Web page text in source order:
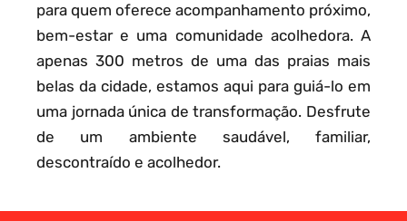
para quem oferece acompanhamento próximo,
bem-estar e uma comunidade acolhedora. A
apenas 300 metros de uma das praias mais
belas da cidade, estamos aqui para guiá-lo em
uma jornada única de transformação. Desfrute
de um ambiente saudável, familiar,
descontraído e acolhedor.